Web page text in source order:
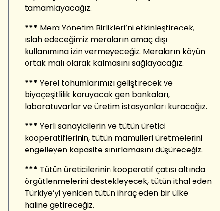
tamamlayacağız.
*** Mera Yönetim Birlikleri’ni etkinleştirecek,
ıslah edeceğimiz meraların amaç dışı
kullanımına izin vermeyeceğiz. Meraların köyün
ortak malı olarak kalmasını sağlayacağız.
*** Yerel tohumlarımızı geliştirecek ve
biyoçeşitlilik koruyacak gen bankaları,
laboratuvarlar ve üretim istasyonları kuracağız.
*** Yerli sanayicilerin ve tütün üretici
kooperatiflerinin, tütün mamulleri üretmelerini
engelleyen kapasite sınırlamasını düşüreceğiz.
*** Tütün üreticilerinin kooperatif çatısı altında
örgütlenmelerini destekleyecek, tütün ithal eden
Türkiye’yi yeniden tütün ihraç eden bir ülke
haline getireceğiz.